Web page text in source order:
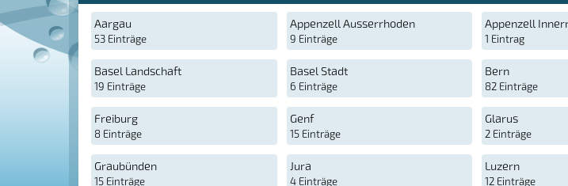
Aargau
53 Einträge
Appenzell Ausserrhoden
9 Einträge
Appenzell
1 Eintrag
Basel Landschaft
19 Einträge
Basel Stadt
6 Einträge
Bern
82 Einträge
Freiburg
8 Einträge
Genf
15 Einträge
Glarus
2 Einträge
Graubünden
15 Einträge
Jura
4 Einträge
Luzern
12 Einträge